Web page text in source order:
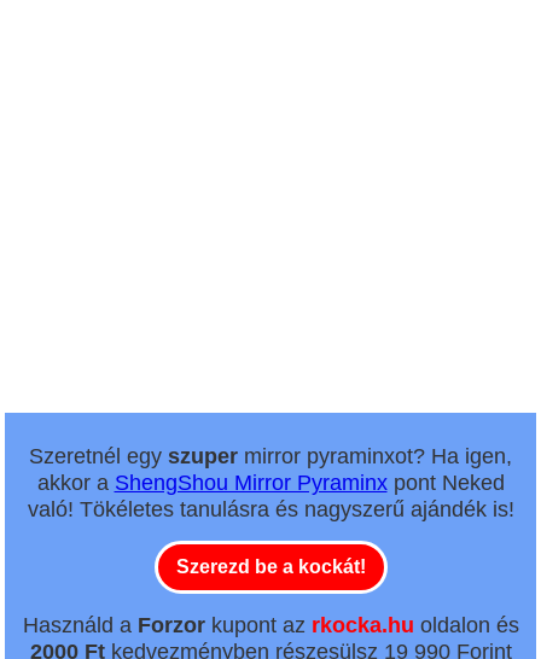
Szeretnél egy szuper mirror pyraminxot? Ha igen,
akkor a ShengShou Mirror Pyraminxpont Neked
való! Tökéletes tanulásra és nagyszerű ajándék is!
Szerezd be a kockát!
Használd a Forzorkupont az rkocka.hu oldalon és
2000 Ftkedvezményben részesülsz 19 990 Forint